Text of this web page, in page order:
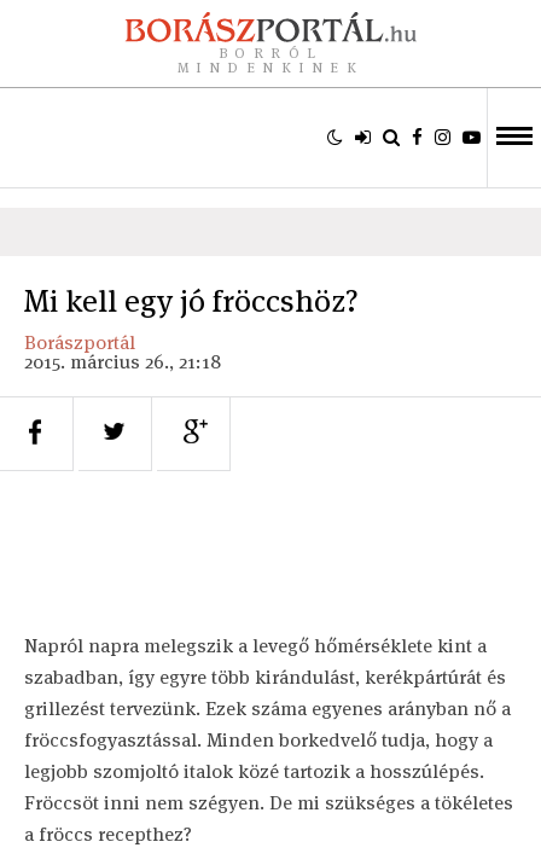
BORRÓL
MINDENKINEK
Mi kell egy jó fröccshöz?
Borászportál
2015. március 26., 21:18
Napról napra melegszik a levegő hőmérséklete kint a
szabadban, így egyre több kirándulást, kerékpártúrát és
grillezést tervezünk. Ezek száma egyenes arányban nő a
fröccsfogyasztással. Minden borkedvelő tudja, hogy a
legjobb szomjoltó italok közé tartozik a hosszúlépés.
Fröccsöt inni nem szégyen. De mi szükséges a tökéletes
a fröccs recepthez?